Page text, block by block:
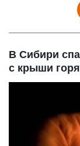
В Сибири
с крыши